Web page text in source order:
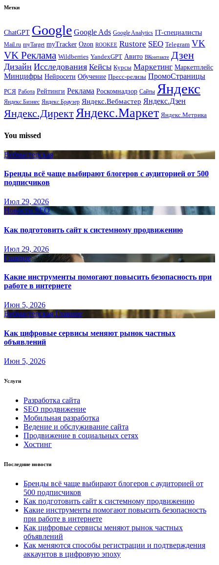
Метки
ChatGPT Google Google Ads Google Analytics IT-специалисты
Mail.ru myTarget myTracker Ozon ROOKEE Rustore SEO Telegram VK
VK Реклама Wildberries YandexGPT Авито ВКонтакте Дзен
Дизайн Исследования Кейсы Курсы Маркетинг Маркетплейс
Минцифры Нейросети Обучение Пресс-релизы ПромоСтраницы
РСЯ Работа Рейтинги Реклама Роскомнадзор Сайты Яндекс
Яндекс.Бизнес Яндекс.Браузер Яндекс.Вебмастер Яндекс.Дзен
Яндекс.ДиректЯндекс.Маркет Яндекс.Метрика
You missed
Вебмастерская
Бренды всё чаще выбирают блогеров с аудиторией от 500
подписчиков
Июл 29, 2026
Новости SEO
Как подготовить сайт к системному продвижению
Июл 29, 2026
Главное
Какие инструменты помогают повысить безопасность при
работе в интернете
Июн 5, 2026
Вебмастерская Главное
Как цифровые сервисы меняют рынок частных
объявлений
Июн 5, 2026
Услуги
Разработка сайта
SEO продвижение
Мобильная разработка
Ведение и обслуживание сайта
Продвижение в социальных сетях
Хостинг
Последние новости
Бренды всё чаще выбирают блогеров с аудиторией от
500 подписчиков
Как подготовить сайт к системному продвижению
Какие инструменты помогают повысить безопасность
при работе в интернете
Как цифровые сервисы меняют рынок частных
объявлений
Как меняются способы регистрации и подтверждения
аккаунтов в цифровую эпоху